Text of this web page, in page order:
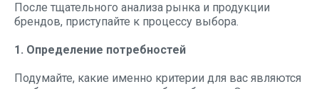
После тщательного анализа рынка и продукции
брендов, приступайте к процессу выбора.
1. Определение потребностей
Подумайте, какие именно критерии для вас являются